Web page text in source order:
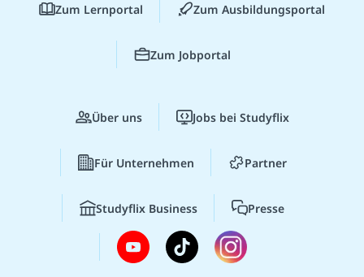
Zum Lernportal Zum Ausbildungsportal
Zum Jobportal
Über uns Jobs bei Studyflix
Für Unternehmen Partner
Studyflix Business Presse